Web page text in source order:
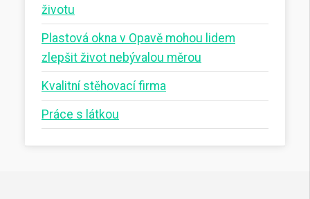
životu
Plastová okna v Opavě mohou lidem
zlepšit život nebývalou měrou
Kvalitní stěhovací firma
Práce s látkou